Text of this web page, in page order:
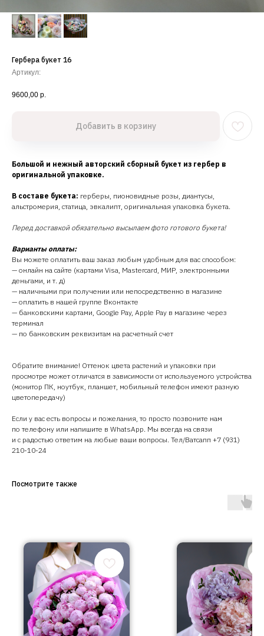
Гербера букет 16
Артикул:
9600,00 р.
Добавить в корзину
Большой и нежный авторский сборный букет из гербер в
оригинальной упаковке.
В составе букета: герберы, пионовидные розы, диантусы,
альстромерия, статица, эвкалипт, оригинальная упаковка букета.
Перед доставкой обязательно высылаем фото готового букета!
Варианты оплаты:
Вы можете оплатить ваш заказ любым удобным для вас способом:
— онлайн на сайте (картами Visa, Mastercard, МИР, электронными
деньгами, и т. д)
— наличными при получении или непосредственно в магазине
— оплатить в нашей группе Вконтакте
— банковскими картами, Google Pay, Apple Pay в магазине через
терминал
— по банковским реквизитам на расчетный счет
Обратите внимание! Оттенок цвета растений и упаковки при
просмотре может отличатся в зависимости от используемого устройства
(монитор ПК, ноутбук, планшет, мобильный телефон имеют разную
цветопередачу)
Если у вас есть вопросы и пожелания, то просто позвоните нам
по телефону или напишите в WhatsApp. Мы всегда на связи
и с радостью ответим на любые ваши вопросы. Тел/Ватсапп +7 (931)
210-10-24
Посмотрите также